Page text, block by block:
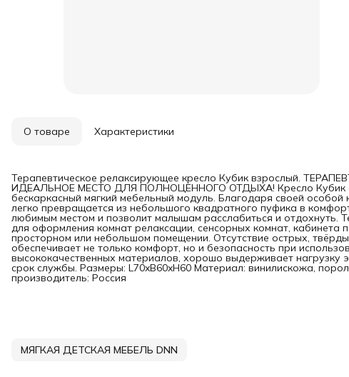
О товаре Характеристики
Терапевтическое релаксирующее кресло Кубик взрослый.
ИДЕАЛЬНОЕ МЕСТО ДЛЯ ПОЛНОЦЕННОГО ОТДЫХА! Кресло Кубик
бескаркасный мягкий мебельный модуль. Благодаря своей особой
легко превращается из небольшого квадратного пуфика в
любимым местом и позволит малышам расслабиться и отдохнуть.
для оформления комнат релаксации, сенсорных комнат, кабинета
просторном или небольшом помещении. Отсутствие острых,
обеспечивает не только комфорт, но и безопасность при
высококачественных материалов, хорошо выдерживает нагрузку
срок службы. Размеры: L70xB60xH60 Материал: винилискожа,
производитель: Россия
МЯГКАЯ ДЕТСКАЯ МЕБЕЛЬ DNN